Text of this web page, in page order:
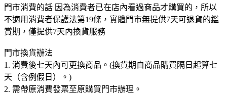
門市消費的話 因為消費者已在店內看過商品才購買的，所以
不適用消費者保護法第19條，實體門市無提供7天可退貨的鑑
賞期，僅提供7天內換貨服務
門市換貨辦法
1. 消費後七天內可更換商品。(換貨期自商品購買隔日起算七
天（含例假日）。 )
2. 需帶原消費發票至原購買門市辦理。